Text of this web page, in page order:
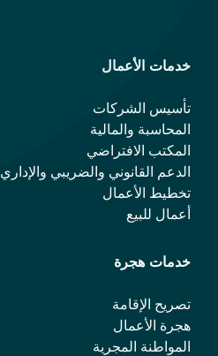
خدمات الأعمال
تأسيس الشركات
المحاسبة والمالية
المكتب الافتراضي
الدعم القانوني والضريبي والإداري
تخطيط الأعمال
أعمال للبيع
خدمات هجرة
تصريح الإقامة
هجرة الأعمال
المواطنة المجرية